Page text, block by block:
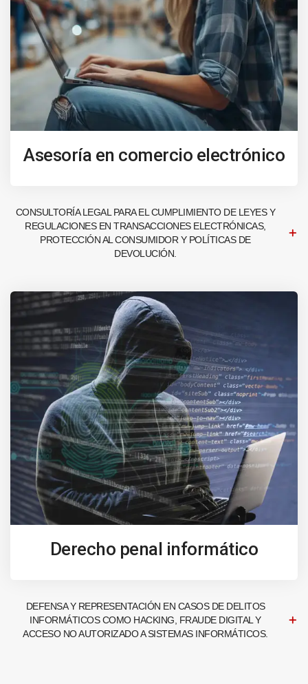
Asesoría en comercio electrónico
CONSULTORÍA LEGAL PARA EL CUMPLIMIENTO DE LEYES Y
REGULACIONES EN TRANSACCIONES ELECTRÓNICAS,
PROTECCIÓN AL CONSUMIDOR Y POLÍTICAS DE
DEVOLUCIÓN.
Derecho penal informático
DEFENSA Y REPRESENTACIÓN EN CASOS DE DELITOS
INFORMÁTICOS COMO HACKING, FRAUDE DIGITAL Y
ACCESO NO AUTORIZADO A SISTEMAS INFORMÁTICOS.